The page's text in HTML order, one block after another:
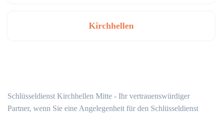
Kirchhellen
Schlüsseldienst Kirchhellen Mitte - Ihr vertrauenswürdiger
Partner, wenn Sie eine Angelegenheit für den Schlüsseldienst